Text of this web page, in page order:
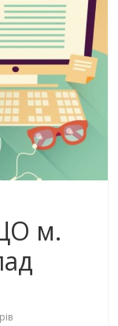
м.